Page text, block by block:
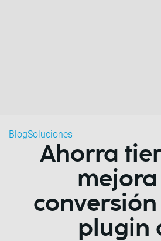
BlogSoluciones
Ahorra
mejora
conversión
plugin